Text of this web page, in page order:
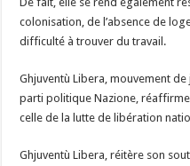
colonisation, de l’absence de
difficulté à trouver du travail.
Ghjuventù Libera, mouvement
parti politique Nazione,
celle de la lutte de libération
Ghjuventù Libera, réitère son